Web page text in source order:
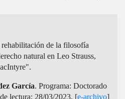
de la filosofía
natural en Leo Strauss,
García. Programa: Doctorado
lectura: 28/03/2023. [e-archivo]